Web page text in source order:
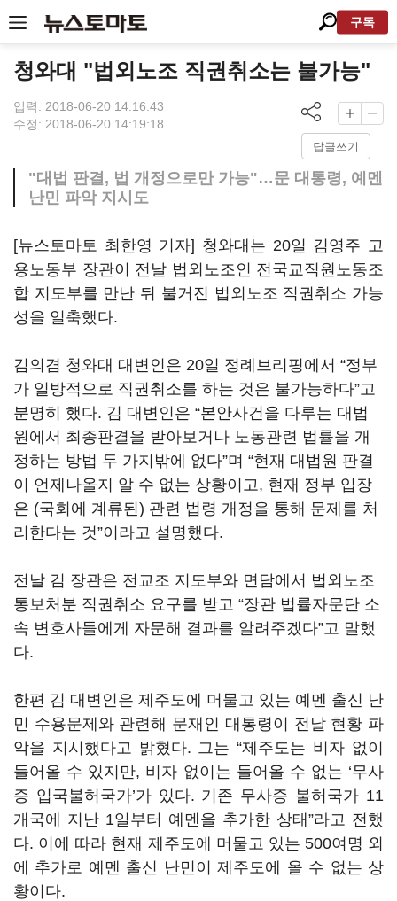
구독
청와대 "법외노조 직권취소는 불가능"
입력: 2018-06-20 14:16:43
수정: 2018-06-20 14:19:18
답글쓰기
"대법 판결, 법 개정으로만 가능"…문 대통령, 예멘
난민 파악 지시도
[뉴스토마토 최한영 기자] 청와대는 20일 김영주 고
용노동부 장관이 전날 법외노조인 전국교직원노동조
합 지도부를 만난 뒤 불거진 법외노조 직권취소 가능
성을 일축했다.
김의겸 청와대 대변인은 20일 정례브리핑에서 “정부
가 일방적으로 직권취소를 하는 것은 불가능하다”고
분명히 했다. 김 대변인은 “본안사건을 다루는 대법
원에서 최종판결을 받아보거나 노동관련 법률을 개
정하는 방법 두 가지밖에 없다”며 “현재 대법원 판결
이 언제나올지 알 수 없는 상황이고, 현재 정부 입장
은 (국회에 계류된) 관련 법령 개정을 통해 문제를 처
리한다는 것”이라고 설명했다.
전날 김 장관은 전교조 지도부와 면담에서 법외노조
통보처분 직권취소 요구를 받고 “장관 법률자문단 소
속 변호사들에게 자문해 결과를 알려주겠다”고 말했
다.
한편 김 대변인은 제주도에 머물고 있는 예멘 출신 난
민 수용문제와 관련해 문재인 대통령이 전날 현황 파
악을 지시했다고 밝혔다. 그는 “제주도는 비자 없이
들어올 수 있지만, 비자 없이는 들어올 수 없는 ‘무사
증 입국불허국가’가 있다. 기존 무사증 불허국가 11
개국에 지난 1일부터 예멘을 추가한 상태”라고 전했
다. 이에 따라 현재 제주도에 머물고 있는 500여명 외
에 추가로 예멘 출신 난민이 제주도에 올 수 없는 상
황이다.